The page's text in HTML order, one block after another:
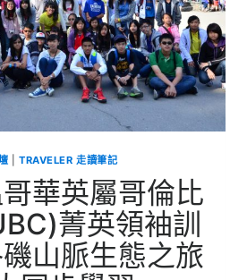
|TRAVELER 走讀筆記
華英屬哥倫比
菁英領袖訓
山脈生態之旅